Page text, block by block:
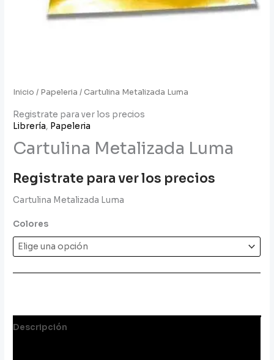
Inicio / Papeleria / Cartulina Metalizada Luma
Registrate para ver los precios
Librería, Papeleria
Cartulina Metalizada Luma
Registrate para ver los precios
Cartulina Metalizada Luma
Colores
Descripción